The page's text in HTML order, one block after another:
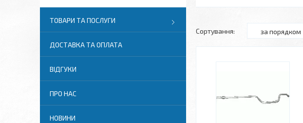
ТОВАРИ ТА ПОСЛУГИ
ДОСТАВКА ТА ОПЛАТА
ВІДГУКИ
ПРО НАС
НОВИНИ